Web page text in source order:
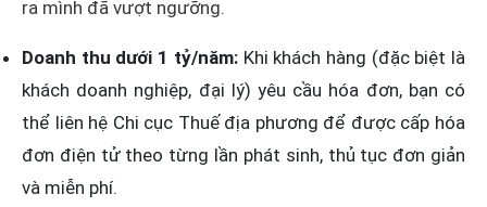
ra mình đã vượt ngưỡng.
Doanh thu dưới 1 tỷ/năm:Khi khách hàng (đặc biệt là
khách doanh nghiệp, đại lý) yêu cầu hóa đơn, bạn có
thể liên hệ Chi cục Thuế địa phương để được cấp hóa
đơn điện tử theo từng lần phát sinh, thủ tục đơn giản
và miễn phí.